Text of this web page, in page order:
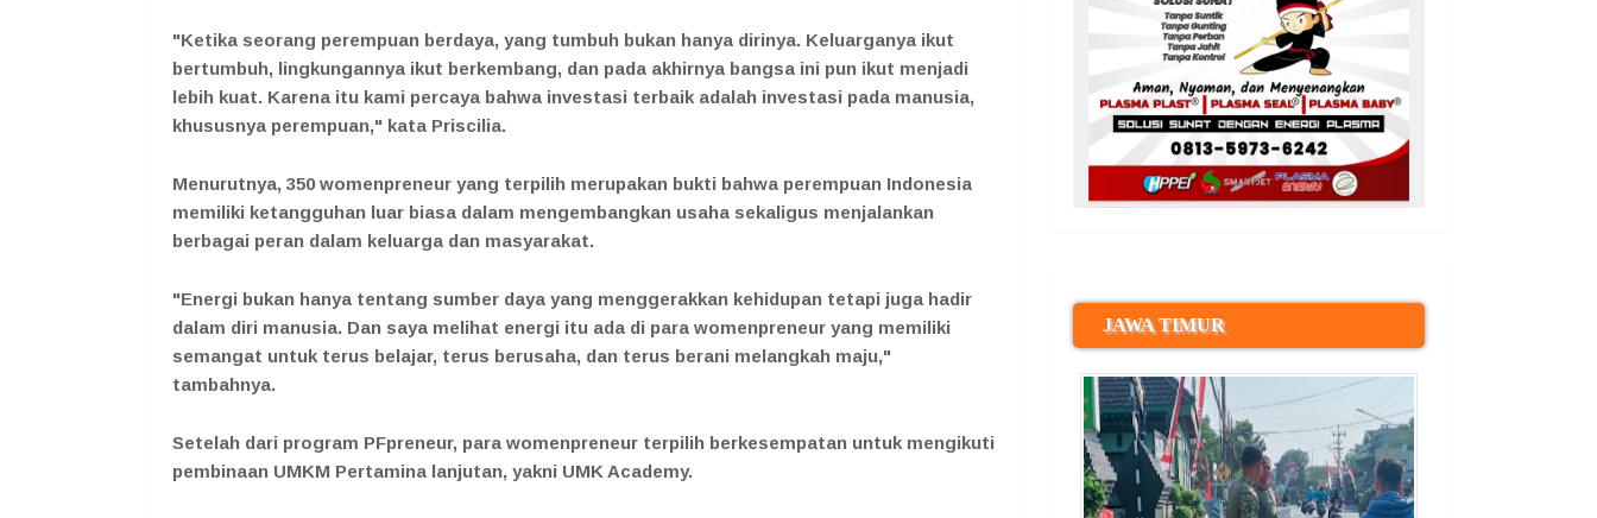
"Ketika seorang perempuan berdaya, yang tumbuh bukan hanya dirinya. Keluarganya ikut
bertumbuh, lingkungannya ikut berkembang, dan pada akhirnya bangsa ini pun ikut menjadi
lebih kuat. Karena itu kami percaya bahwa investasi terbaik adalah investasi pada manusia,
khususnya perempuan," kata Priscilia.
Menurutnya, 350 womenpreneur yang terpilih merupakan bukti bahwa perempuan Indonesia
memiliki ketangguhan luar biasa dalam mengembangkan usaha sekaligus menjalankan
berbagai peran dalam keluarga dan masyarakat.
"Energi bukan hanya tentang sumber daya yang menggerakkan kehidupan tetapi juga hadir
dalam diri manusia. Dan saya melihat energi itu ada di para womenpreneur yang memiliki
semangat untuk terus belajar, terus berusaha, dan terus berani melangkah maju,"
tambahnya.
Setelah dari program PFpreneur, para womenpreneur terpilih berkesempatan untuk mengikuti
pembinaan UMKM Pertamina lanjutan, yakni UMK Academy.
JAWA TIMUR